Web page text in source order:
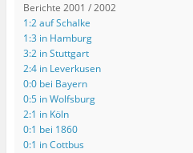
Berichte 2001 / 2002
1:2 auf Schalke
1:3 in Hamburg
3:2 in Stuttgart
2:4 in Leverkusen
0:0 bei Bayern
0:5 in Wolfsburg
2:1 in Köln
0:1 bei 1860
0:1 in Cottbus